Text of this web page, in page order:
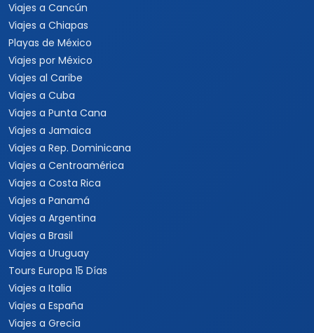
Viajes a Cancún
Viajes a Chiapas
Playas de México
Viajes por México
Viajes al Caribe
Viajes a Cuba
Viajes a Punta Cana
Viajes a Jamaica
Viajes a Rep. Dominicana
Viajes a Centroamérica
Viajes a Costa Rica
Viajes a Panamá
Viajes a Argentina
Viajes a Brasil
Viajes a Uruguay
Tours Europa 15 Días
Viajes a Italia
Viajes a España
Viajes a Grecia